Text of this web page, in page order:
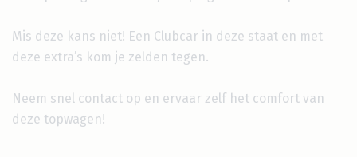
Mis deze kans niet! Een Clubcar in deze staat en met
deze extra’s kom je zelden tegen.
Neem snel contact op en ervaar zelf het comfort van
deze topwagen!